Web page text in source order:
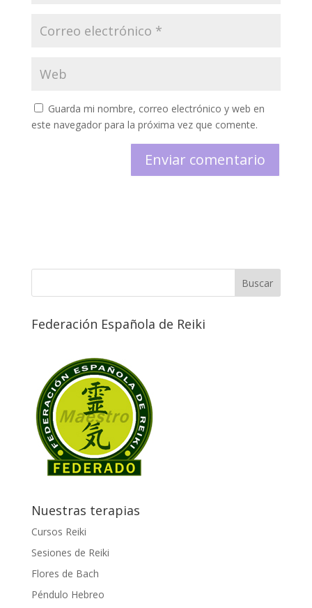
Guarda mi nombre, correo electrónico y web en
este navegador para la próxima vez que comente.
Federación Española de Reiki
Nuestras terapias
Cursos Reiki
Sesiones de Reiki
Flores de Bach
Péndulo Hebreo